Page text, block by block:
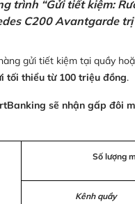
trình “Gửi tiết kiệm:
C200 Avantgarde
gửi tiết kiệm tại quầy
tối thiểu từ 100 triệu đồng.
sẽ nhận gấp đôi
Số lượng
Kênh quầy